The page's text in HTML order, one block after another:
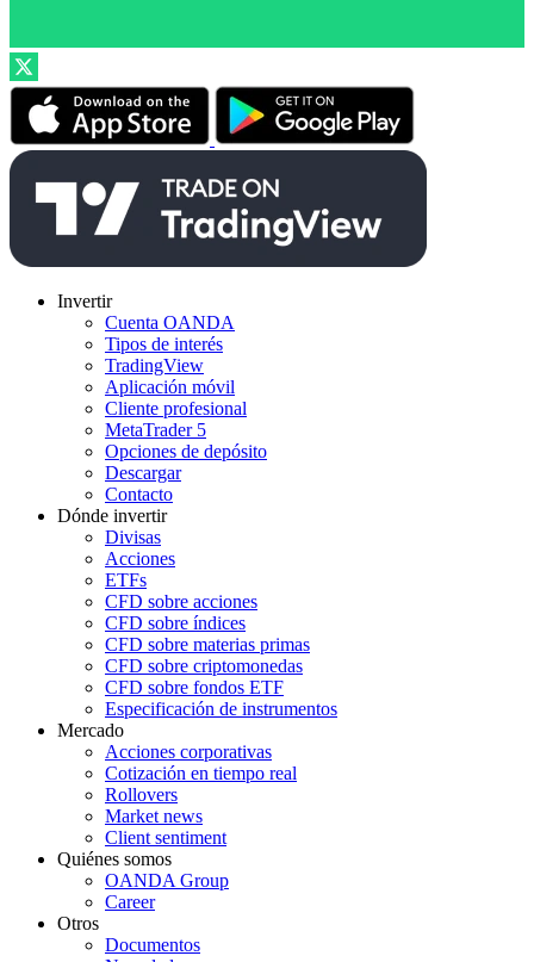
Invertir
Cuenta OANDA
Tipos de interés
TradingView
Aplicación móvil
Cliente profesional
MetaTrader 5
Opciones de depósito
Descargar
Contacto
Dónde invertir
Divisas
Acciones
ETFs
CFD sobre acciones
CFD sobre índices
CFD sobre materias primas
CFD sobre criptomonedas
CFD sobre fondos ETF
Especificación de instrumentos
Mercado
Acciones corporativas
Cotización en tiempo real
Rollovers
Market news
Client sentiment
Quiénes somos
OANDA Group
Career
Otros
Documentos